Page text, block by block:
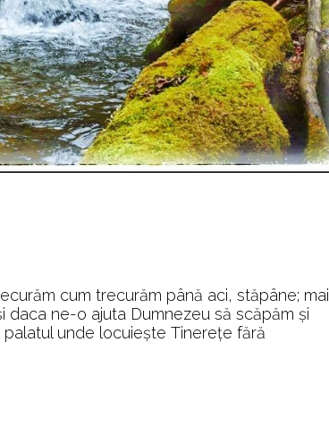
cum trecurăm până aci, stăpâne; mai
daca ne-o ajuta Dumnezeu să scăpăm și
unde locuiește Tinerețe fără